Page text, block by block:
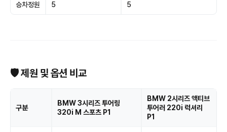
승차정원 5 5
🛡 제원 및 옵션 비교
구분
BMW 3시리즈 투어링
320i M 스포츠 P1
BMW 2시리즈 액티브
투어러 220i 럭셔리
P1